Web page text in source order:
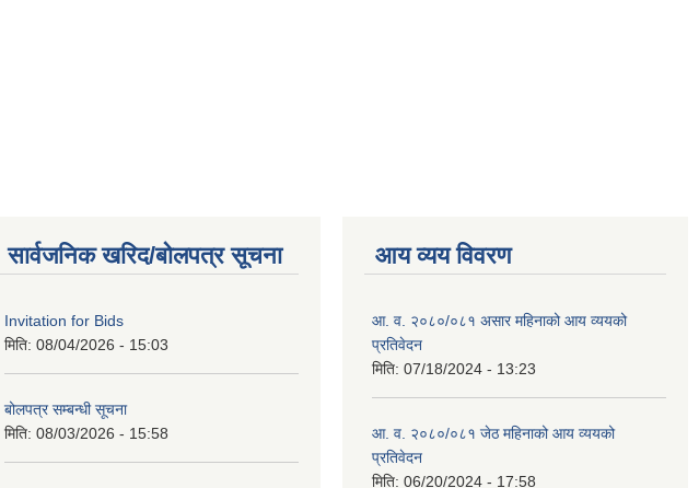
सार्वजनिक खरिद/बोलपत्र सूचना
Invitation for Bids
मिति: 08/04/2026 - 15:03
बोलपत्र सम्बन्धी सूचना
मिति: 08/03/2026 - 15:58
आय व्यय विवरण
आ. व. २०८०/०८१ असार महिनाको आय व्ययको
प्रतिवेदन
मिति: 07/18/2024 - 13:23
आ. व. २०८०/०८१ जेठ महिनाको आय व्ययको
प्रतिवेदन
मिति: 06/20/2024 - 17:58